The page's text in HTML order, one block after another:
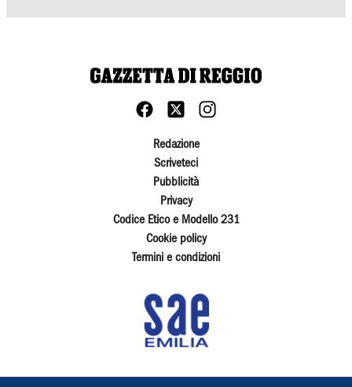
Redazione
Scriveteci
Pubblicità
Privacy
Codice Etico e Modello 231
Cookie policy
Termini e condizioni